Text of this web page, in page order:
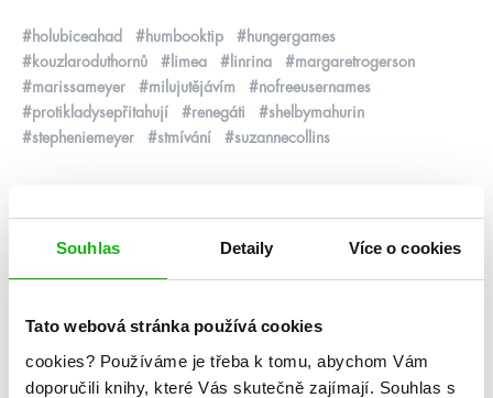
Souhlas Detaily Více o cookies
Tato webová stránka používá cookies
cookies? Používáme je třeba k tomu, abychom Vám
doporučili knihy, které Vás skutečně zajímají. Souhlas s
#holubiceahad #humbooktip
#hungergames
#kouzlaroduthornů
#limea #linrina
#margaretrogerson
#marissameyer
#milujutějávím
#nofreeusernames
#protikladysepřitahují
#renegáti
#shelbymahurin
#stepheniemeyer
#stmívání #suzannecollins
Napsat komentář
Komentář*